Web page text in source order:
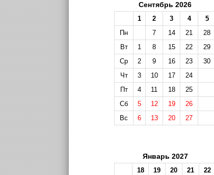
Сентябрь 2026
1 2 3 4
5
Пн
7 14 21
28
Вт
1 8 15 22
29
Ср
2 9 16 23
30
Чт
3 10 17
24
Пт
4 11 18
25
Сб
5 12 19
26
Вс
6 13 20 27
Январь 2027
18 19 20 21
22